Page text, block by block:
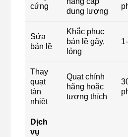
cứng
dung lượng
Sửa
bản lề
Khắc phục
bản lề gãy,
lỏng
Thay
quạt
tản
nhiệt
Quạt chính
hãng hoặc
tương thích
Dịch
vụ